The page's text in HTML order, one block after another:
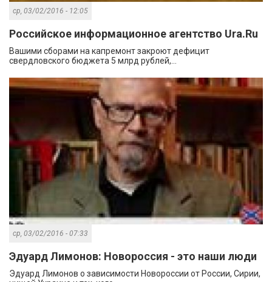
ср, 03/02/2016 - 12:05
Российское информационное агентство Ura.Ru
Вашими сборами на капремонт закроют дефицит
свердловского бюджета 5 млрд рублей,...
ср, 03/02/2016 - 07:33
Эдуард Лимонов: Новороссия - это наши люди
Эдуард Лимонов о зависимости Новороссии от России, Сирии,